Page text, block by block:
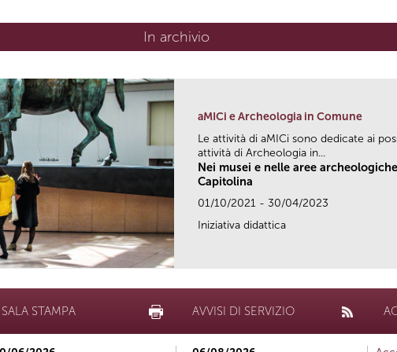
In archivio
aMICi e Archeologia in Comune
Le attività di aMICi sono dedicate ai
attività di Archeologia in...
Nei musei e nelle aree
Capitolina
01/10/2021 - 30/04/2023
Iniziativa didattica
SALA STAMPA AVVISI DI SERVIZIO